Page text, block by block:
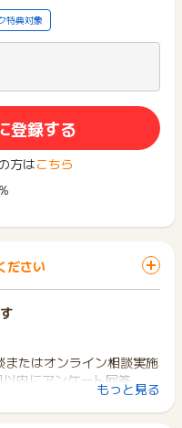
特典対象
登録する
方はこちら
ださい
たはオンライン相談実施
内にアンケート回答
ることを指します（詳細は
もっと見る